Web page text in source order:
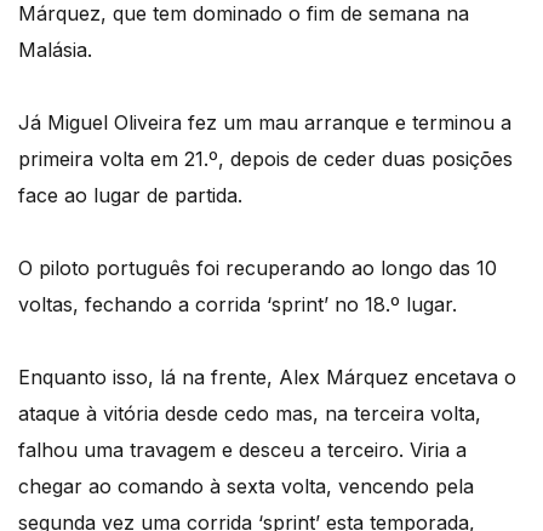
Márquez, que tem dominado o fim de semana na
Malásia.
Já Miguel Oliveira fez um mau arranque e terminou a
primeira volta em 21.º, depois de ceder duas posições
face ao lugar de partida.
O piloto português foi recuperando ao longo das 10
voltas, fechando a corrida ‘sprint’ no 18.º lugar.
Enquanto isso, lá na frente, Alex Márquez encetava o
ataque à vitória desde cedo mas, na terceira volta,
falhou uma travagem e desceu a terceiro. Viria a
chegar ao comando à sexta volta, vencendo pela
segunda vez uma corrida ‘sprint’ esta temporada,